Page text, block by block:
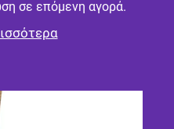
σε επόμενη αγορά.